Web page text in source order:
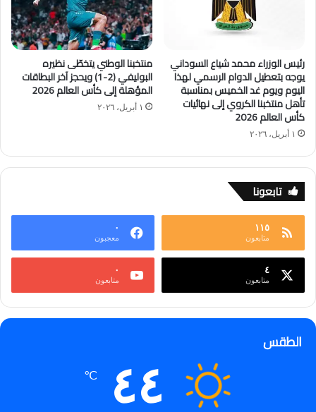
رئيس الوزراء محمد شياع السوداني
يوجه بتعطيل الدوام الرسمي لهذا
اليوم ويوم غد الخميس بمناسبة
تأهل منتخبنا الكروي إلى نهائيات
كأس العالم 2026
١ أبريل، ٢٠٢٦
منتخبنا الوطني يتخطّى نظيره
البوليفي (2-1) ويحجز آخر البطاقات
المؤهلة إلى كأس العالم 2026
١ أبريل، ٢٠٢٦
تابعونا
١١٥
متابعون
٠
معجبون
٤
متابعون
٠
متابعون
الطقس
٤٤ ℃